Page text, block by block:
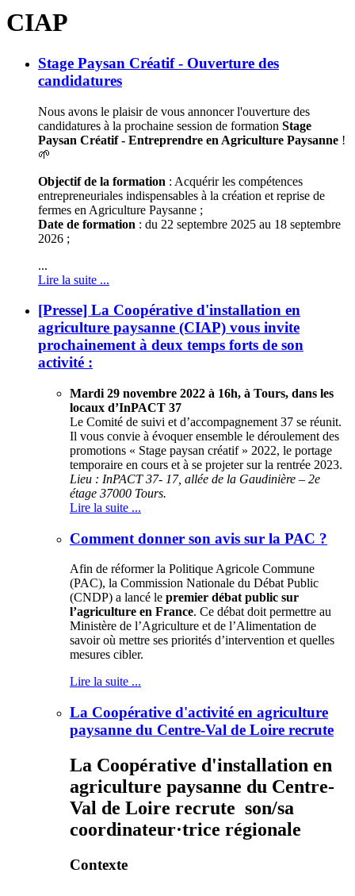
CIAP
Stage Paysan Créatif - Ouverture des
candidatures
Nous avons le plaisir de vous annoncer l'ouverture des
candidatures à la prochaine session de formation Stage
Paysan Créatif - Entreprendre en Agriculture Paysanne !
🌱
Objectif de la formation : Acquérir les compétences
entrepreneuriales indispensables à la création et reprise de
fermes en Agriculture Paysanne ;
Date de formation : du 22 septembre 2025 au 18 septembre
2026 ;
...
Lire la suite ...
[Presse] La Coopérative d'installation en
agriculture paysanne (CIAP) vous invite
prochainement à deux temps forts de son
activité :
Mardi 29 novembre 2022 à 16h, à Tours, dans les
locaux d’InPACT 37
Le Comité de suivi et d’accompagnement 37 se réunit.
Il vous convie à évoquer ensemble le déroulement des
promotions « Stage paysan créatif » 2022, le portage
temporaire en cours et à se projeter sur la rentrée 2023.
Lieu : InPACT 37- 17, allée de la Gaudinière – 2e
étage 37000 Tours.
Lire la suite ...
Comment donner son avis sur la PAC ?
Afin de réformer la Politique Agricole Commune
(PAC), la Commission Nationale du Débat Public
(CNDP) a lancé le premier débat public sur
l’agriculture en France. Ce débat doit permettre au
Ministère de l’Agriculture et de l’Alimentation de
savoir où mettre ses priorités d’intervention et quelles
mesures cibler.
Lire la suite ...
La Coopérative d'activité en agriculture
paysanne du Centre-Val de Loire recrute
La Coopérative d'installation en
agriculture paysanne du Centre-
Val de Loire recrute son/sa
coordinateur·trice régionale
Contexte